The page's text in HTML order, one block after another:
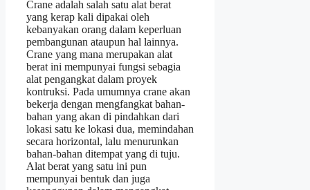
Crane adalah salah satu alat berat
yang kerap kali dipakai oleh
kebanyakan orang dalam keperluan
pembangunan ataupun hal lainnya.
Crane yang mana merupakan alat
berat ini mempunyai fungsi sebagia
alat pengangkat dalam proyek
kontruksi. Pada umumnya crane akan
bekerja dengan mengfangkat bahan-
bahan yang akan di pindahkan dari
lokasi satu ke lokasi dua, memindahan
secara horizontal, lalu menurunkan
bahan-bahan ditempat yang di tuju.
Alat berat yang satu ini pun
mempunyai bentuk dan juga